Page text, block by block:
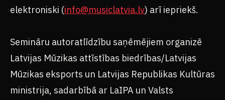
elektroniski (info@musiclatvia.lv) arī iepriekš.
Semināru autoratlīdzību saņēmējiem organizē
Latvijas Mūzikas attīstības biedrības/Latvijas
Mūzikas eksports un Latvijas Republikas Kultūras
ministrija, sadarbībā ar LaIPA un Valsts